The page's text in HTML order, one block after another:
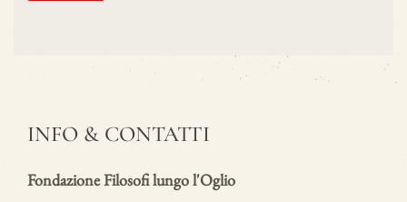
INFO & CONTATTI
Fondazione Filosofi lungo l'Oglio